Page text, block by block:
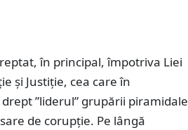
în principal, împotriva Liei
și Justiție, cea care în
”liderul” grupării piramidale
de corupție. Pe lângă